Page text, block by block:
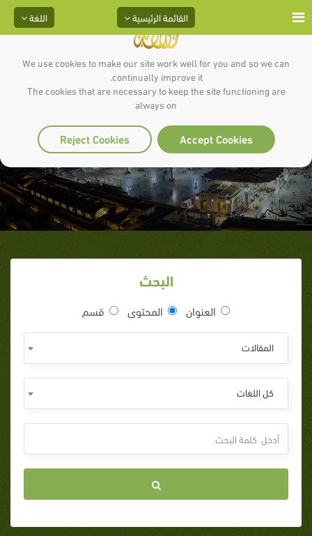
We use cookies to make our site work well for you and so we can
continually improve it.
The cookies that are necessary to keep the site functioning are
always on
Accept Cookies
Reject Cookies
اللغة القائمة الرئيسية
المراقبة
البحث
العنوان المحتوى قسم
المقالات
كل اللغات